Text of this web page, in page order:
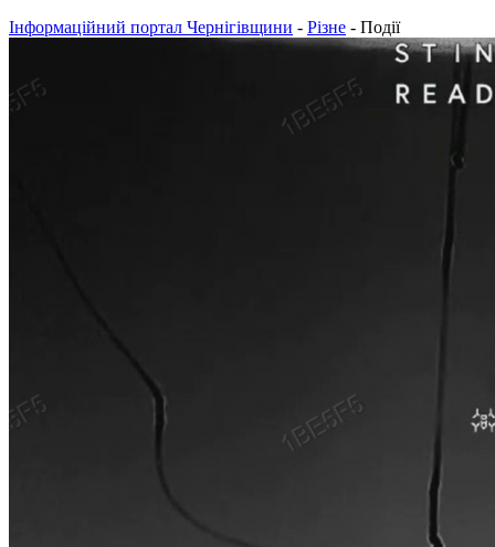
Інформаційний портал Чернігівщини - Різне - Події